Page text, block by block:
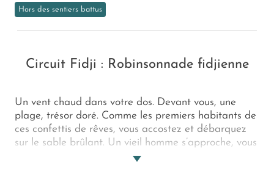
Hors des sentiers battus
Circuit Fidji : Robinsonnade fidjienne
Un vent chaud dans votre dos. Devant vous, une
plage, trésor doré. Comme les premiers habitants de
ces confettis de rêves, vous accostez et débarquez
sur le sable brûlant. Un vieil homme s’approche, vous
tend un verre de kava et commence à vous conter les